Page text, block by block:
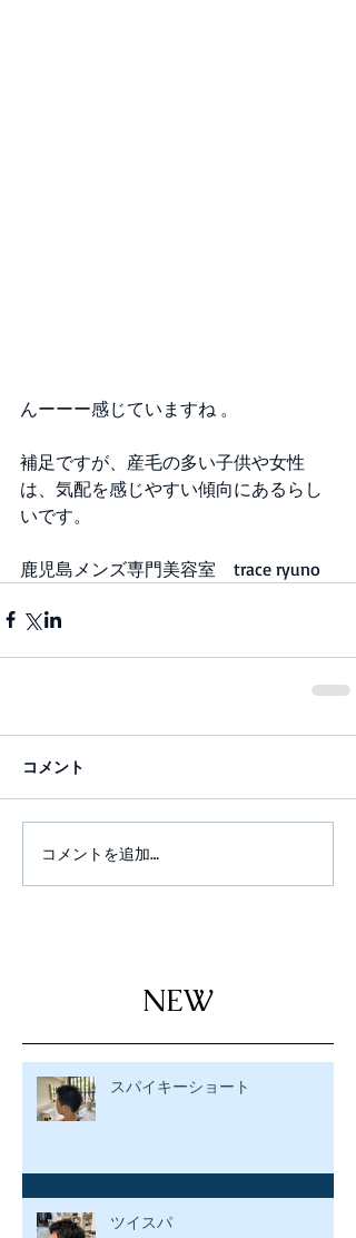
んーーー感じていますね 。
補足ですが、産毛の多い子供や女性
は、気配を感じやすい傾向にあるらし
いです。
鹿児島メンズ専門美容室　trace ryuno
コメント
コメントを追加…
NEW
スパイキーショート
ツイスパ